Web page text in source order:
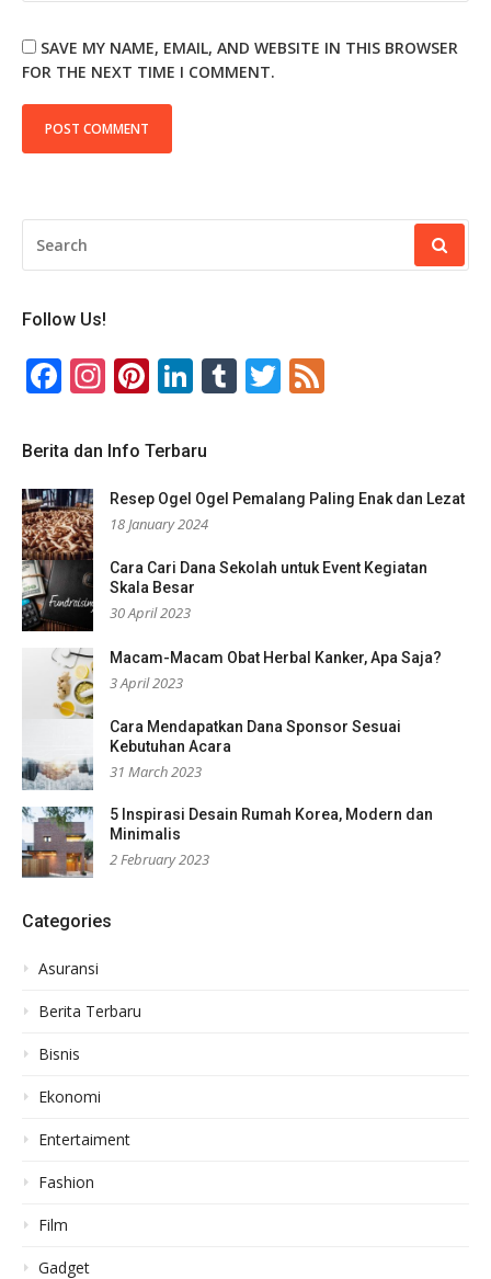
SAVE MY NAME, EMAIL, AND WEBSITE IN THIS BROWSER
FOR THE NEXT TIME I COMMENT.
FOR:
Follow Us!
Facebook
Instagram
Pinterest
LinkedIn
TumblrTwitter
Berita dan Info Terbaru
Resep Ogel Ogel Pemalang Paling Enak dan Lezat
18 January 2024
Cara Cari Dana Sekolah untuk Event Kegiatan
Skala Besar
30 April 2023
Macam-Macam Obat Herbal Kanker, Apa Saja?
3 April 2023
Cara Mendapatkan Dana Sponsor Sesuai
Kebutuhan Acara
31 March 2023
5 Inspirasi Desain Rumah Korea, Modern dan
Minimalis
2 February 2023
Categories
Asuransi
Berita Terbaru
Bisnis
Ekonomi
Entertaiment
Fashion
Film
Gadget